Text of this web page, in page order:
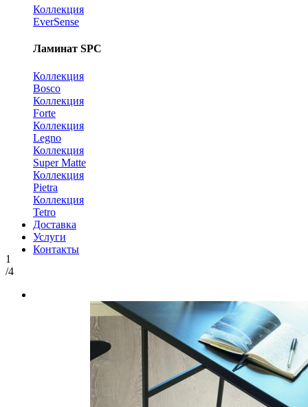
Коллекция
EverSense
Ламинат SPC
Коллекция
Bosco
Коллекция
Forte
Коллекция
Legno
Коллекция
Super Matte
Коллекция
Pietra
Коллекция
Tetro
Доставка
Услуги
Контакты
1
/4